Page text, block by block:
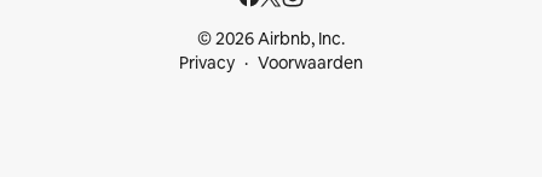
© 2026 Airbnb, Inc.
Privacy
Voorwaarden